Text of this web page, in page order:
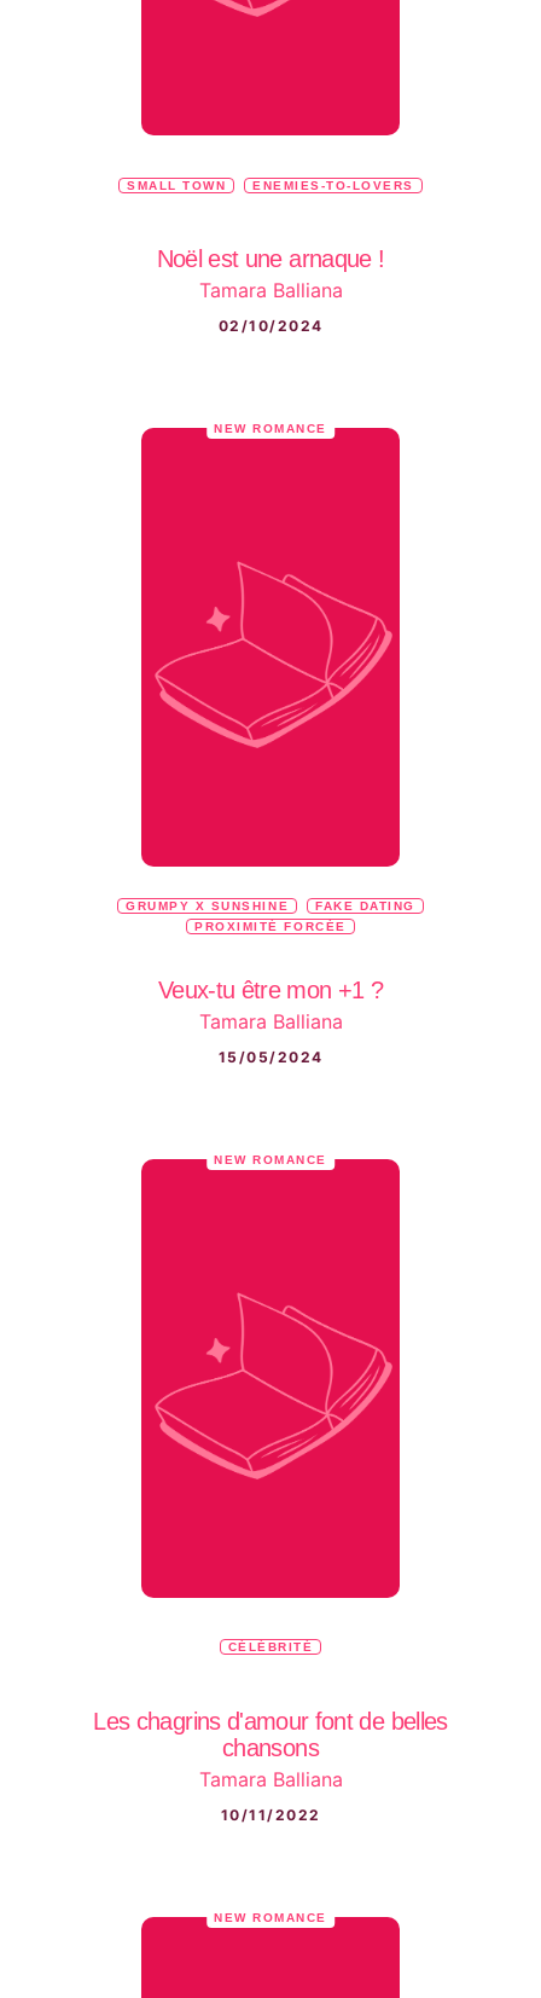
SMALL TOWN ENEMIES-TO-LOVERS
Noël est une arnaque !
Tamara Balliana
02/10/2024
NEW ROMANCE
GRUMPY X SUNSHINE
FAKE DATING
PROXIMITÉ FORCÉE
Veux-tu être mon +1 ?
Tamara Balliana
15/05/2024
NEW ROMANCE
CÉLÉBRITÉ
Les chagrins d'amour font de belles
chansons
Tamara Balliana
10/11/2022
NEW ROMANCE